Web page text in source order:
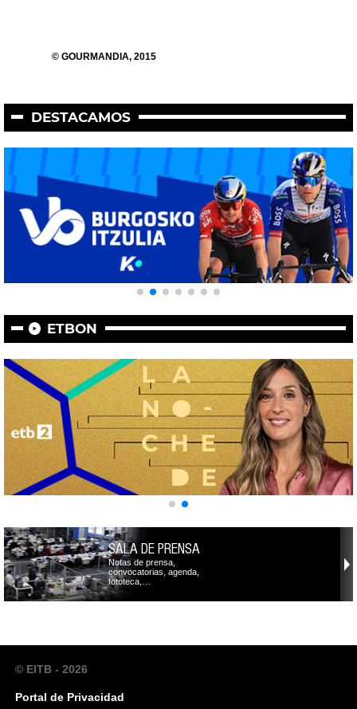
© GOURMANDIA, 2015
DESTACAMOS
ETBON
SALA DE PRENSA
Notas de prensa,
convocatorias, agenda,
fototeca,…
© EITB - 2026
Portal de Privacidad